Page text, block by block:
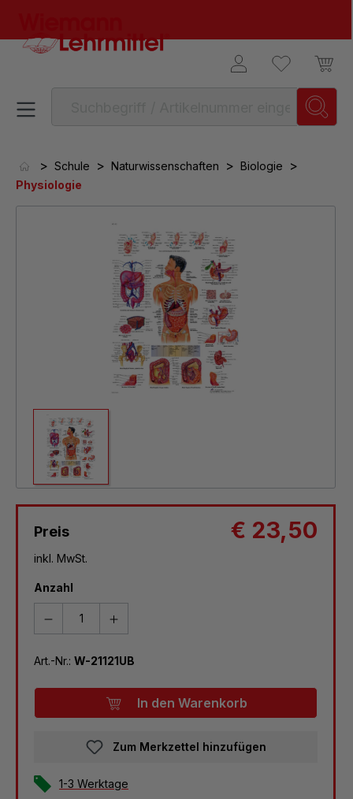
> Schule > Naturwissenschaften > Biologie >
Physiologie
Bildergalerie überspringen
Preis € 23,50
inkl. MwSt.
Anzahl
Art.-Nr.: W-21121UB
In den Warenkorb
Zum Merkzettel hinzufügen
1-3 Werktage